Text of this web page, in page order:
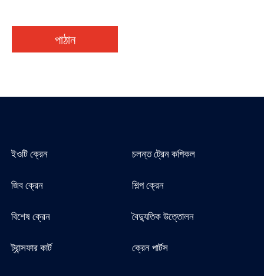
পাঠান
ইওটি ক্রেন
চলন্ত ট্রেন কপিকল
জিব ক্রেন
শিল্প ক্রেন
বিশেষ ক্রেন
বৈদ্যুতিক উত্তোলন
ট্রান্সফার কার্ট
ক্রেন পার্টস